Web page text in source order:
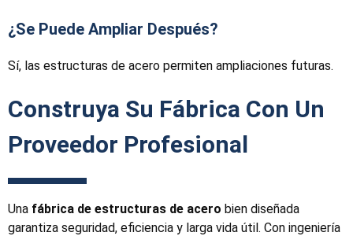
¿Se Puede Ampliar Después?
Sí, las estructuras de acero permiten ampliaciones futuras.
Construya Su Fábrica Con Un
Proveedor Profesional
Una fábrica de estructuras de acero bien diseñada
garantiza seguridad, eficiencia y larga vida útil. Con ingeniería